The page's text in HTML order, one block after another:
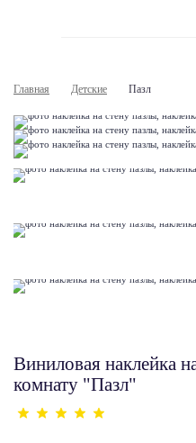
Главная Детские Пазл
Виниловая наклейка
комнату "Пазл"